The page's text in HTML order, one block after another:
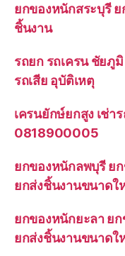
ยกของหนักสระบุรี
ชิ้นงาน
รถยก รถเครน ชัยภู
รถเสีย อุบัติเหตุ
เครนยักษ์ยกสูง เช่า
0818900005
ยกของหนักลพบุรี ย
ยกส่งชิ้นงานขนาดใ
ยกของหนักยะลา ย
ยกส่งชิ้นงานขนาดใ